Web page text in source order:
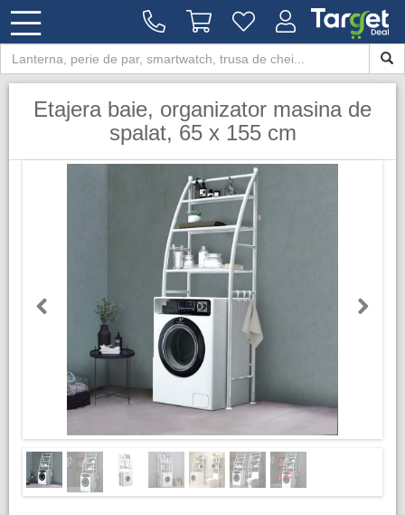
Etajera baie, organizator masina de
spalat, 65 x 155 cm
Previous